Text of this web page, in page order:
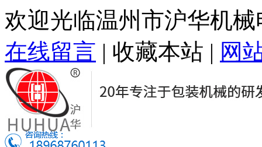
欢迎光临温州市沪华机
在线留言 | 收藏本站 | 网